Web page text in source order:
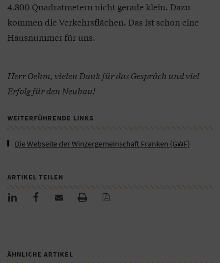
4.800 Quadratmetern nicht gerade klein. Dazu
kommen die Verkehrsflächen. Das ist schon eine
Hausnummer für uns.
Herr Oehm, vielen Dank für das Gespräch und viel
Erfolg für den Neubau!
WEITERFÜHRENDE LINKS
Die Webseite der Winzergemeinschaft Franken (GWF)
ARTIKEL TEILEN
ÄHNLICHE ARTIKEL